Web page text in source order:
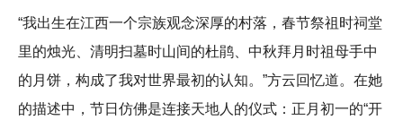
“我出生在江西一个宗族观念深厚的村落，春节祭祖时祠堂
里的烛光、清明扫墓时山间的杜鹃、中秋拜月时祖母手中
的月饼，构成了我对世界最初的认知。”方云回忆道。在她
的描述中，节日仿佛是连接天地人的仪式：正月初一的“开